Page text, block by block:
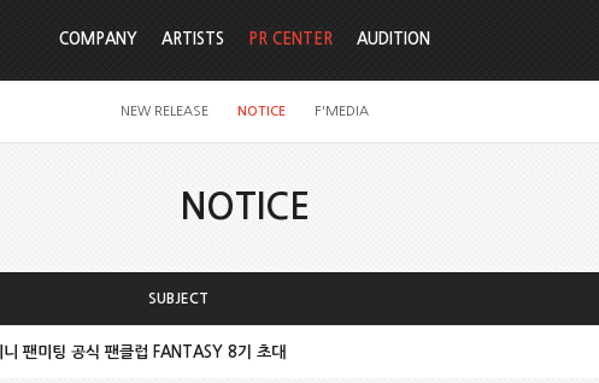
COMPANY ARTISTS PR CENTER
NEW RELEASE NOTICE F'MEDIA
AUDITION
NOTICE
SUBJECT
팬미팅 공식 팬클럽 FANTASY 8기 초대